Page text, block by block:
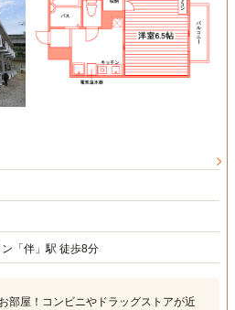
「伴」駅 徒歩8分
部屋！コンビニやドラッグストアが近